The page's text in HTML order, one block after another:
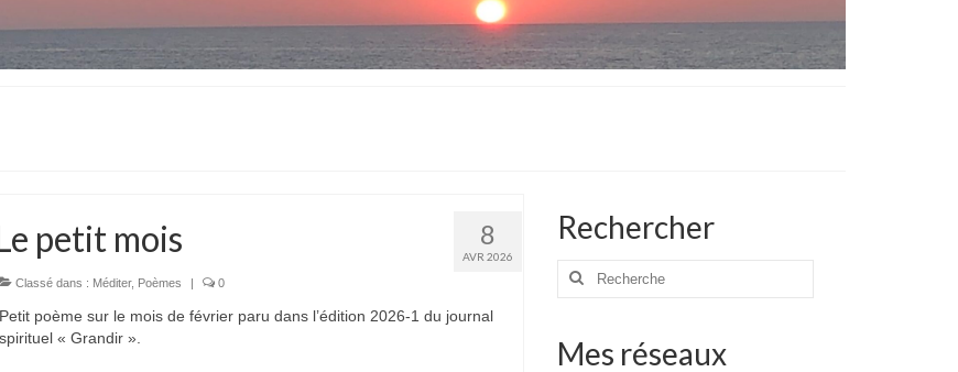
8
AVR 2026
petit mois
Classé dans : Méditer, Poèmes | 0
Petit poème sur le mois de février paru dans l’édition 2026-1 du journal
spirituel « Grandir ».
Rechercher
Rechercher
Mes réseaux